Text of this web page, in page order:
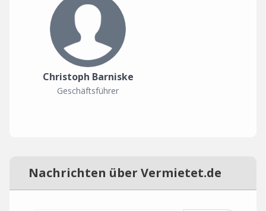
Christoph Barniske
Geschäftsführer
Nachrichten über Vermietet.de